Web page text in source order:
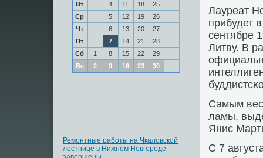
Вт
4 11 18
25
Ср
5 12 19
26
Чт
6 13 20
27
Пт
7 14 21
28
Сб
1 8 15 22
29
Вс
2 9 16 23 30
Ремонтные работы на Чкаловской
лестнице в Нижнем Новгороде
Лауреат
прибудет
сентябре
Литву. В
Самым
ламы,
Янис
С 7